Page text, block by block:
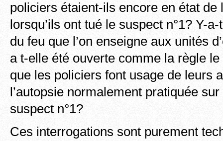
policiers étaient-ils encore en état de
lorsqu’ils ont tué le suspect n°1? Y-
du feu que l’on enseigne aux unités
a t-elle été ouverte comme la règle
que les policiers font usage de leurs
l’autopsie normalement pratiquée
suspect n°1?
Ces interrogations sont purement